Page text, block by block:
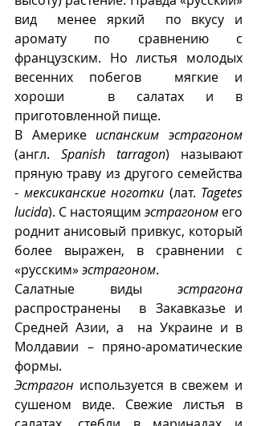
вид  менее яркий  по вкусу и
аромату по сравнению с
французским. Но листья молодых
весенних побегов  мягкие и
хороши  в салатах и ​​в
приготовленной пище.
В Америке испанским эстрагоном
(англ. Spanish tarragon) называют
пряную траву из другого семейства
- мексиканские ноготки (лат. Tagetes
lucida). С настоящим эстрагоном его
роднит анисовый привкус, который
более выражен, в сравнении с
«русским» эстрагоном.
Салатные виды эстрагона
распространены  в Закавказье и
Средней Азии, а  на Украине и в
Молдавии – пряно-ароматические
формы.
Эстрагон используется в свежем и
сушеном виде. Свежие листья в